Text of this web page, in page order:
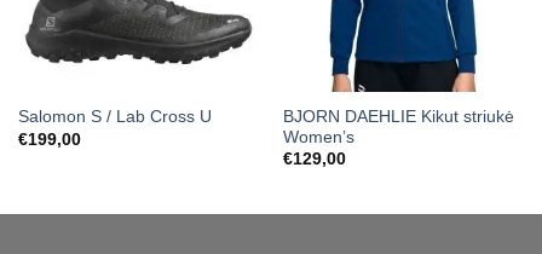
Salomon S / Lab Cross U
€199,00
BJORN DAEHLIE Kikut striukė
Women’s
€129,00